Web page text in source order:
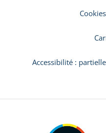
Accessibilité :